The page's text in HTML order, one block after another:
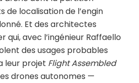
de localisation de l’engin
Et des architectes
qui, avec l’ingénieur Raffaello
des usages probables
leur projet Flight Assembled
drones autonomes —